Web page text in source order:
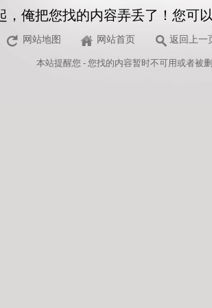
，俺把您找的内容弄丢了！您可
网站地图 网站首页 返回上一
本站提醒您 - 您找的内容暂时不可用或者被删